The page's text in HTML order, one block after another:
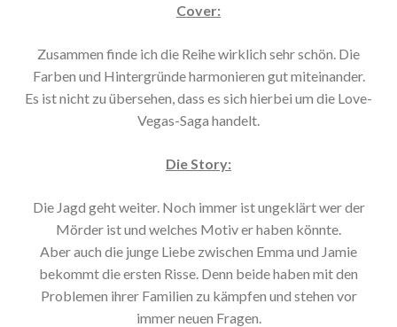
Cover:
Zusammen finde ich die Reihe wirklich sehr schön. Die
Farben und Hintergründe harmonieren gut miteinander.
Es ist nicht zu übersehen, dass es sich hierbei um die Love-
Vegas-Saga handelt.
Die Story:
Die Jagd geht weiter. Noch immer ist ungeklärt wer der
Mörder ist und welches Motiv er haben könnte.
Aber auch die junge Liebe zwischen Emma und Jamie
bekommt die ersten Risse. Denn beide haben mit den
Problemen ihrer Familien zu kämpfen und stehen vor
immer neuen Fragen.